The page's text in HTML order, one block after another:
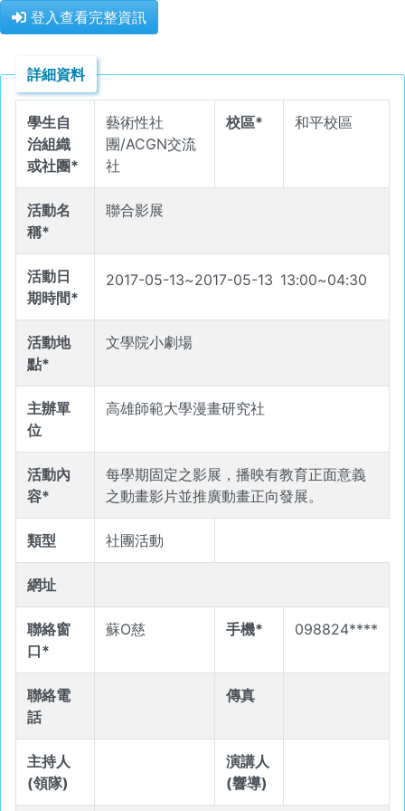
登入查看完整資訊
詳細資料
學生自
治組織
或社團*
藝術性社
團/ACGN交流
社
校區* 和平校區
活動名
稱*
聯合影展
活動日
期時間*
2017-05-13~2017-05-13 13:00~04:30
活動地
點*
文學院小劇場
主辦單
位
高雄師範大學漫畫研究社
活動內
容*
每學期固定之影展，播映有教育正面意義
之動畫影片並推廣動畫正向發展。
類型 社團活動
網址
聯絡窗
口*
蘇O慈 手機* 098824****
聯絡電
話
傳真
主持人
(領隊)
演講人
(響導)